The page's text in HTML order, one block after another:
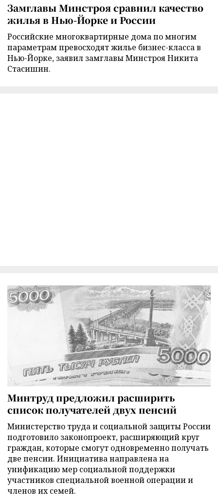
Замглавы Минстроя сравнил качество
жилья в Нью-Йорке и России
Российские многоквартирные дома по многим
параметрам превосходят жилье бизнес-класса в
Нью-Йорке, заявил замглавы Минстроя Никита
Стасишин.
Минтруд предложил расширить
список получателей двух пенсий
Министерство труда и социальной защиты России
подготовило законопроект, расширяющий круг
граждан, которые смогут одновременно получать
две пенсии. Инициатива направлена на
унификацию мер социальной поддержки
участников специальной военной операции и
членов их семей.